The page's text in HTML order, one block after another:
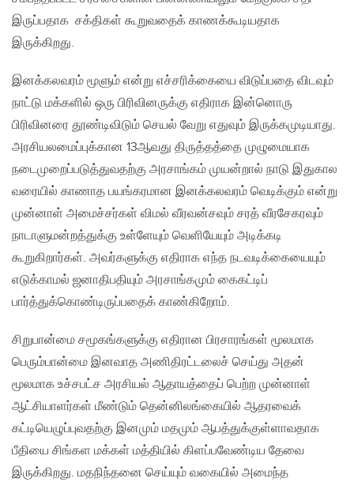
இருப்பதாக சக்திகள் கூறுவதைக் காணக்கூடியதாக
இருக்கிறது.
இனக்கலவரம் மூளும் என்று எச்சரிக்கையை விடுப்பதை விடவும்
நாட்டு மக்களில் ஒரு பிரிவினருக்கு எதிராக இன்னொரு
பிரிவினரை தூண்டிவிடும் செயல் வேறு எதுவும் இருக்கமுடியாது.
அரசியலமைப்புக்கான 13ஆவது திருத்தத்தை முழுமையாக
நடைமுறைப்படுத்துவதற்கு அரசாங்கம் முயன்றால் நாடு இதுகால
வரையில் காணாத பயங்கரமான இனக்கலவரம் வெடிக்கும் என்று
முன்னாள் அமைச்சர்கள் விமல் வீரவன்சவும் சரத் வீரசேகரவும்
நாடாளுமன்றத்துக்கு உள்ளேயும் வெளியேயும் அடிக்கடி
கூறுகிறார்கள். அவர்களுக்கு எதிராக எந்த நடவடிக்கையையும்
எடுக்காமல் ஜனாதிபதியும் அரசாங்கமும் கைகட்டிப்
பார்த்துக்கொண்டிருப்பதைக் காண்கிறோம்.
சிறுபான்மை சமூகங்களுக்கு எதிரான பிரசாரங்கள் மூலமாக
பெரும்பான்மை இனவாத அணிதிரட்டலைச் செய்து அதன்
மூலமாக உச்சபட்ச அரசியல் ஆதாயத்தைப் பெற்ற முன்னாள்
ஆட்சியாளர்கள் மீண்டும் தென்னிலங்கையில் ஆதரவைக்
கட்டியெழுப்புவதற்கு இனமும் மதமும் ஆபத்துக்குள்ளாவதாக
பீதியை சிங்கள மக்கள் மத்தியில் கிளப்பவேண்டிய தேவை
இருக்கிறது. மதநிந்தனை செய்யும் வகையில் அமைந்த